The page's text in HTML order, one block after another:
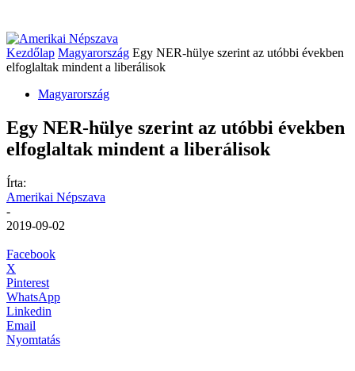
Kezdőlap Magyarország Egy NER-hülye szerint az utóbbi években
elfoglaltak mindent a liberálisok
Magyarország
Egy NER-hülye szerint az utóbbi években
elfoglaltak mindent a liberálisok
Írta:
Amerikai Népszava
-
2019-09-02
Facebook
X
Pinterest
WhatsApp
Linkedin
Email
Nyomtatás